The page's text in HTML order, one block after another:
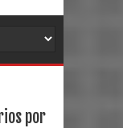
por